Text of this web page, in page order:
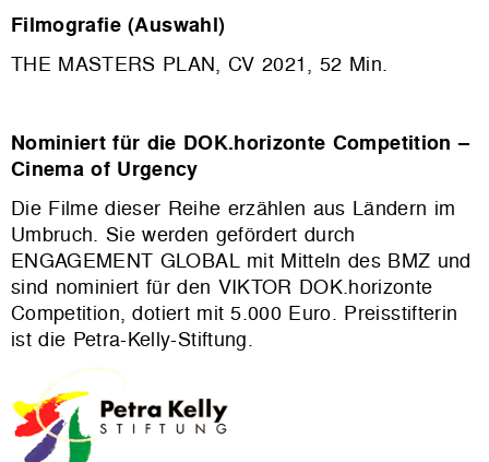
Filmografie (Auswahl)
THE MASTERS PLAN, CV 2021, 52 Min.
Nominiert für die DOK.horizonte Competition –
Cinema of Urgency
Die Filme dieser Reihe erzählen aus Ländern im
Umbruch. Sie werden gefördert durch
ENGAGEMENT GLOBAL mit Mitteln des BMZ und
sind nominiert für den VIKTOR DOK.horizonte
Competition, dotiert mit 5.000 Euro. Preisstifterin
ist die Petra-Kelly-Stiftung.